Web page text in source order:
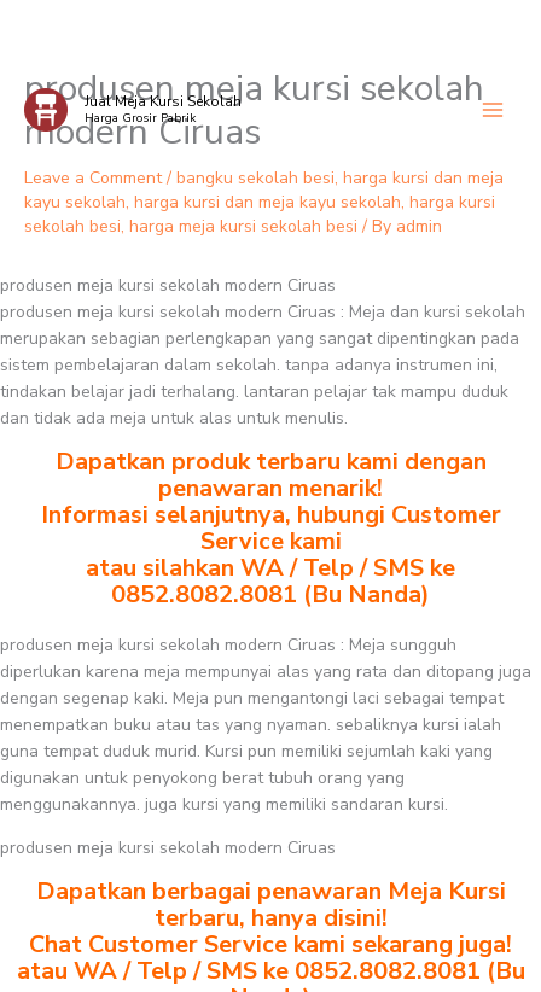
Skip
content
Jual Meja Kursi Sekolah
Harga Grosir Pabrik
produsen meja kursi sekolah
modern Ciruas
Leave a Comment / bangku sekolah besi, harga kursi dan meja
kayu sekolah, harga kursi dan meja kayu sekolah, harga kursi
sekolah besi, harga meja kursi sekolah besi / By admin
produsen meja kursi sekolah modern Ciruas
produsen meja kursi sekolah modern Ciruas : Meja dan kursi sekolah
merupakan sebagian perlengkapan yang sangat dipentingkan pada
sistem pembelajaran dalam sekolah. tanpa adanya instrumen ini,
tindakan belajar jadi terhalang. lantaran pelajar tak mampu duduk
dan tidak ada meja untuk alas untuk menulis.
Dapatkan produk terbaru kami dengan
penawaran menarik!
Informasi selanjutnya, hubungi Customer
Service kami
atau silahkan WA / Telp / SMS ke
0852.8082.8081 (Bu Nanda)
produsen meja kursi sekolah modern Ciruas : Meja sungguh
diperlukan karena meja mempunyai alas yang rata dan ditopang juga
dengan segenap kaki. Meja pun mengantongi laci sebagai tempat
menempatkan buku atau tas yang nyaman. sebaliknya kursi ialah
guna tempat duduk murid. Kursi pun memiliki sejumlah kaki yang
digunakan untuk penyokong berat tubuh orang yang
menggunakannya. juga kursi yang memiliki sandaran kursi.
produsen meja kursi sekolah modern Ciruas
Dapatkan berbagai penawaran Meja Kursi
terbaru, hanya disini!
Chat Customer Service kami sekarang juga!
atau WA / Telp / SMS ke 0852.8082.8081 (Bu